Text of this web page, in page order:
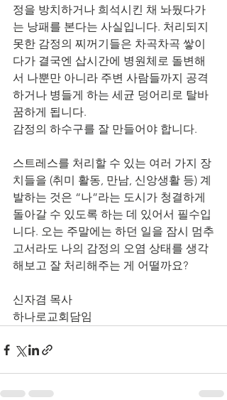
정을 방치하거나 희석시킨 채 놔뒀다가
는 낭패를 본다는 사실입니다. 처리되지
못한 감정의 찌꺼기들은 차곡차곡 쌓이
다가 결국엔 삽시간에 병원체로 돌변해
서 나뿐만 아니라 주변 사람들까지 공격
하거나 병들게 하는 세균 덩어리로 탈바
꿈하게 됩니다.
감정의 하수구를 잘 만들어야 합니다.
스트레스를 처리할 수 있는 여러 가지 장
치들을 (취미 활동, 만남, 신앙생활 등) 계
발하는 것은 “나”라는 도시가 청결하게
돌아갈 수 있도록 하는 데 있어서 필수입
니다. 오는 주말에는 하던 일을 잠시 멈추
고서라도 나의 감정의 오염 상태를 생각
해보고 잘 처리해주는 게 어떨까요?
신자겸 목사
하나로교회담임